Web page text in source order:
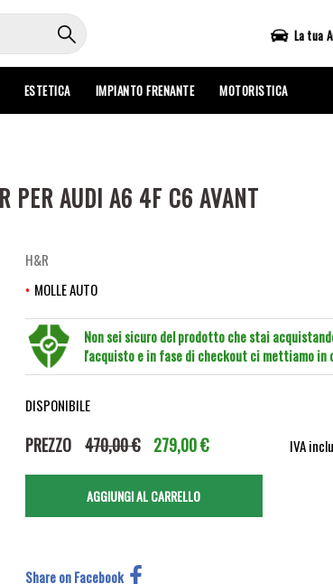
La tua
ESTETICA IMPIANTO FRENANTE MOTORISTICA
PER AUDI A6 4F C6 AVANT
H&R
MOLLE AUTO
Non sei sicuro del prodotto che stai
l'acquisto e in fase di checkout ci mettiamo
DISPONIBILE
PREZZO 470,00 € 279,00 € IVA
Share on Facebook